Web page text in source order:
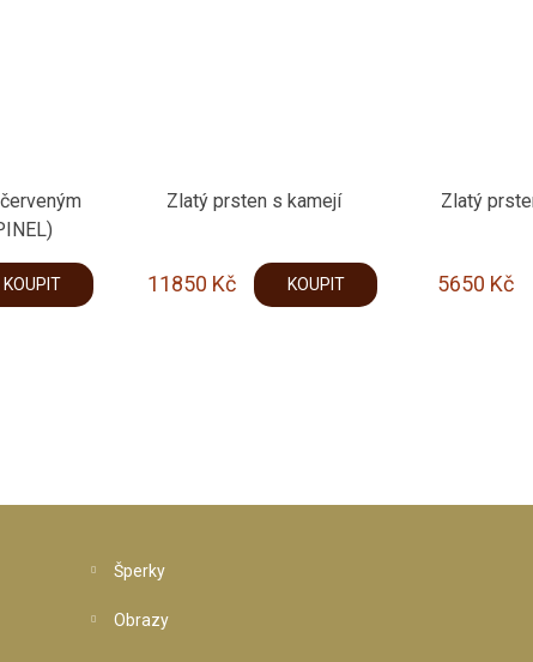
KOUPIT
Zlatý prsten s kamejí
11850 Kč KOUPIT
Zlatý
5650 Kč
Šperky
Obrazy